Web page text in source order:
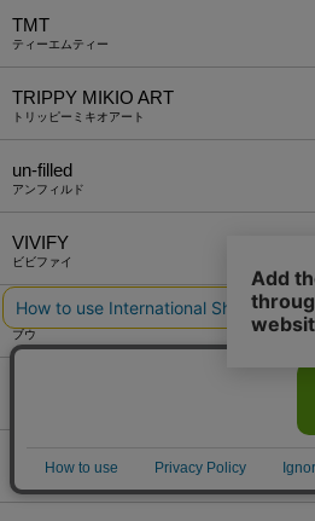
TMT
ティーエムティー
TRIPPY MIKIO ART
トリッピーミキオアート
un-filled
アンフィルド
VIVIFY
ビビファイ
VU
ブウ